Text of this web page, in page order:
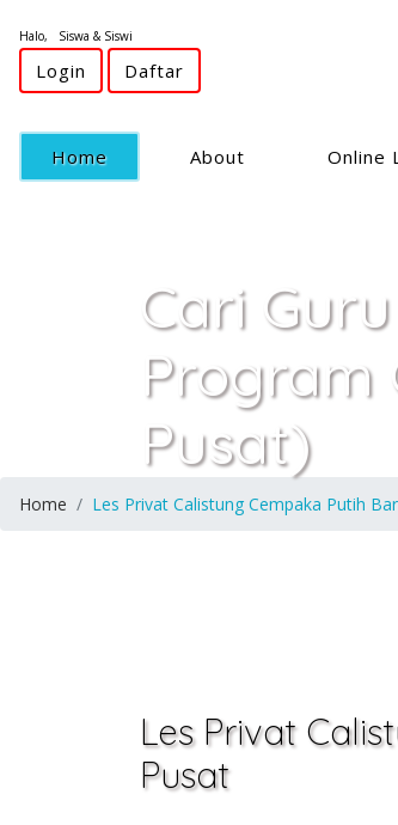
Halo, Siswa & Siswi
Login Daftar
Home(current) About Online
Cari
Program
Pusat)
Home Les Privat Calistung Cempaka Putih
Les Privat
Pusat